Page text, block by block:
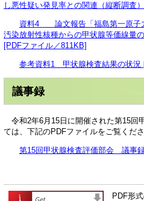
し悪性疑い発見率との関連（縦断調査
資料4 論文報告「福島第一原子
汚染放射性核種からの甲状腺等価線量
[PDFファイル／811KB]
参考資料1 甲状腺検査結果の状況
議事録
令和2年6月15日に開催された第15回
ては、下記のPDFファイルをご覧くださ
第15回甲状腺検査評価部会 議事
PDF形